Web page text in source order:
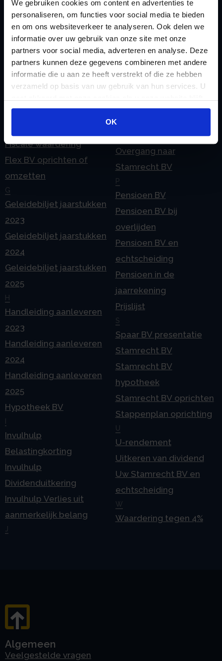
We gebruiken cookies om content en advertenties te
personaliseren, om functies voor social media te bieden
en om ons websiteverkeer te analyseren. Ook delen we
informatie over uw gebruik van onze site met onze
partners voor social media, adverteren en analyse. Deze
partners kunnen deze gegevens combineren met andere
informatie die u aan ze heeft verstrekt of die ze hebben
verzameld op basis van uw gebruik van hun services. U
gebruiken.
OK
Checklist IB 2025 (PDF)
Checklist IB 2025 (Word)
Contact
eHerkenning voor uw
Stamrecht BV
Emigratie
Fiscale waardering
Flex BV oprichten of
omzetten
G
Geleidebiljet jaarstukken
2023
Geleidebiljet jaarstukken
2024
Geleidebiljet jaarstukken
2025
H
Handleiding aanleveren
2023
Handleiding aanleveren
2024
Handleiding aanleveren
2025
Hypotheek BV
Invulhulp
Belastingkorting
Invulhulp
Dividenduitkering
Invulhulp Verlies uit
aanmerkelijk belang
ODV BV
Ontbinden Stamrecht
BV
Onzakelijke lening
Stamrecht BV
Oprichten BV door
StamrechtBV.com
Overdracht vanuit
banksparen
Overgang naar
Stamrecht BV
P
Pensioen BV
Pensioen BV bij
overlijden
Pensioen BV en
echtscheiding
Pensioen in de
jaarrekening
Prijslijst
S
Spaar BV presentatie
Stamrecht BV
Stamrecht BV
hypotheek
Stamrecht BV oprichten
Stappenplan oprichting
U
U-rendement
Uitkeren van dividend
Uw Stamrecht BV en
echtscheiding
W
Waardering tegen 4%
Algemeen
Veelgestelde vragen